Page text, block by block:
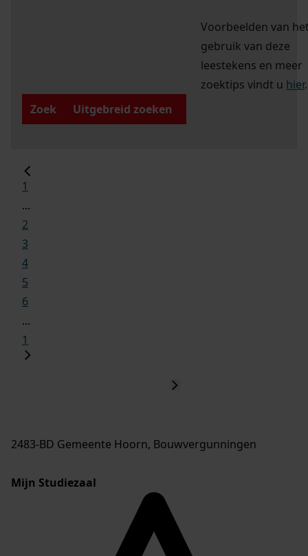
Voorbeelden van
gebruik van deze
leestekens en meer
zoektips vindt u hier.
Zoek
Uitgebreid zoeken
1
...
2
3
4
5
6
...
1
2483-BD Gemeente Hoorn, Bouwvergunningen
Mijn Studiezaal